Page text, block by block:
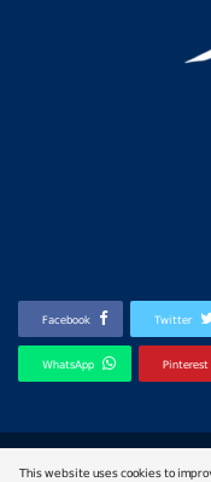
Facebook Twitter
WhatsApp Pinterest
This website uses cookies to